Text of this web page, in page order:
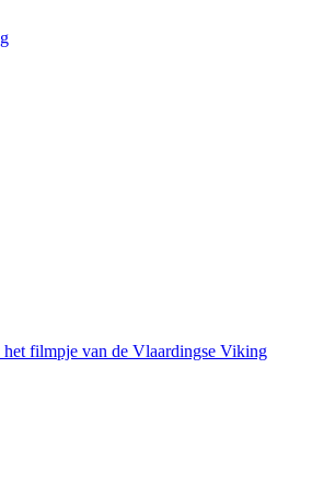
filmpje van de Vlaardingse Viking